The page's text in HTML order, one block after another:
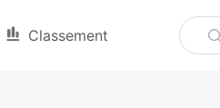
Classement